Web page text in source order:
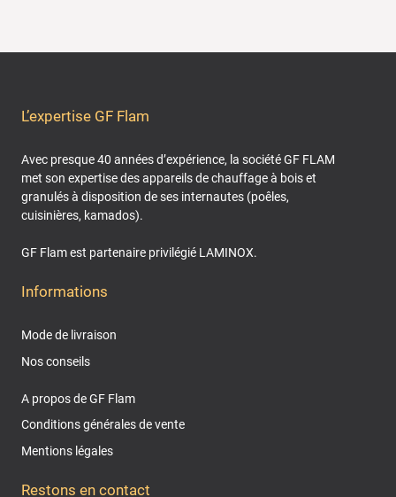
L’expertise GF Flam
Avec presque 40 années d’expérience, la société GF FLAM
met son expertise des appareils de chauffage à bois et
granulés à disposition de ses internautes (poêles,
cuisinières, kamados).
GF Flam est partenaire privilégié LAMINOX.
Informations
Mode de livraison
Nos conseils
A propos de GF Flam
Conditions générales de vente
Mentions légales
Restons en contact